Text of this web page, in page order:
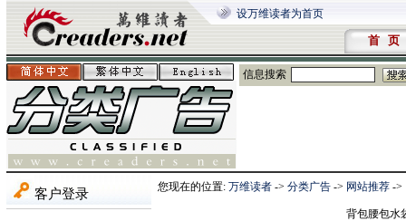
设万维读者为首页
首 页
信息搜索
您现在的位置: 万维读者 -> 分类广告 -> 网站推荐 ->
背包腰包水